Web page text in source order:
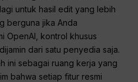
untuk hasil edit yang lebih
berguna jika Anda
OpenAI, kontrol khusus
dari satu penyedia saja.
ini sebagai ruang kerja yang
bahwa setiap fitur resmi